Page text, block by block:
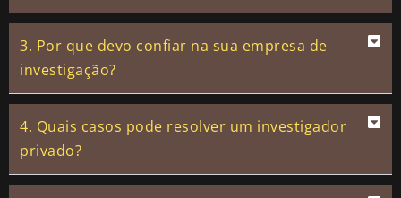
3. Por que devo confiar na sua empresa de
investigação?
4. Quais casos pode resolver um investigador
privado?